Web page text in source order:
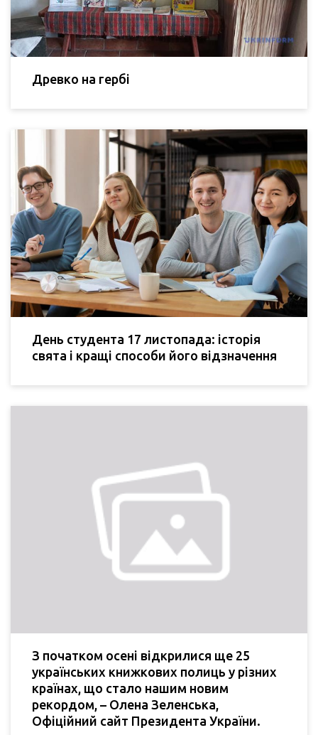
Древко на гербі
День студента 17 листопада: історія
свята і кращі способи його відзначення
З початком осені відкрилися ще 25
українських книжкових полиць у різних
країнах, що стало нашим новим
рекордом, – Олена Зеленська,
Офіційний сайт Президента України.